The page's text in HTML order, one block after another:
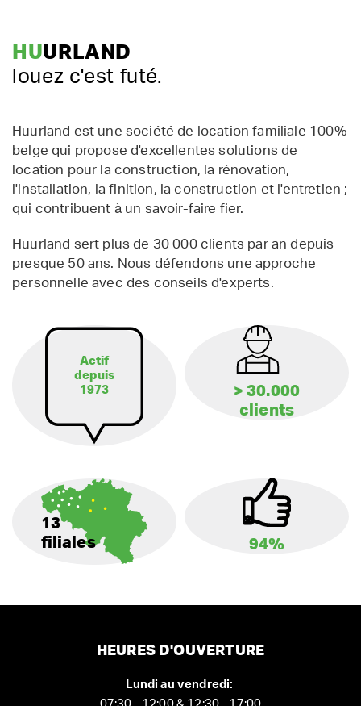
HUURLAND
louez c'est futé.
Huurland est une société de location familiale 100%
belge qui propose d'excellentes solutions de
location pour la construction, la rénovation,
l'installation, la finition, la construction et l'entretien ;
qui contribuent à un savoir-faire fier.
Huurland sert plus de 30 000 clients par an depuis
presque 50 ans. Nous défendons une approche
personnelle avec des conseils d'experts.
Actif
depuis
1973
> 30.000
clients
13
filiales
94%
HEURES D'OUVERTURE
Lundi au vendredi: